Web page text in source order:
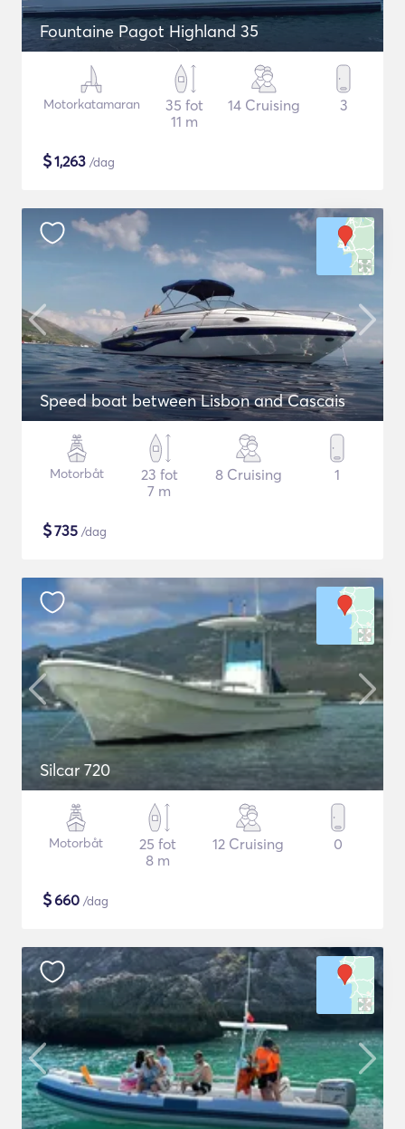
Fountaine Pagot Highland 35
Motorkatamaran
35 fot
11 m
14 Cruising 3
$1,263 /dag
Speed boat between Lisbon and Cascais
Motorbåt
23 fot
7 m
8 Cruising 1
$735 /dag
Silcar 720
Motorbåt
25 fot
8 m
12 Cruising 0
$660 /dag